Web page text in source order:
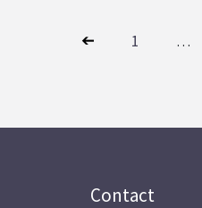
1 …
Contact